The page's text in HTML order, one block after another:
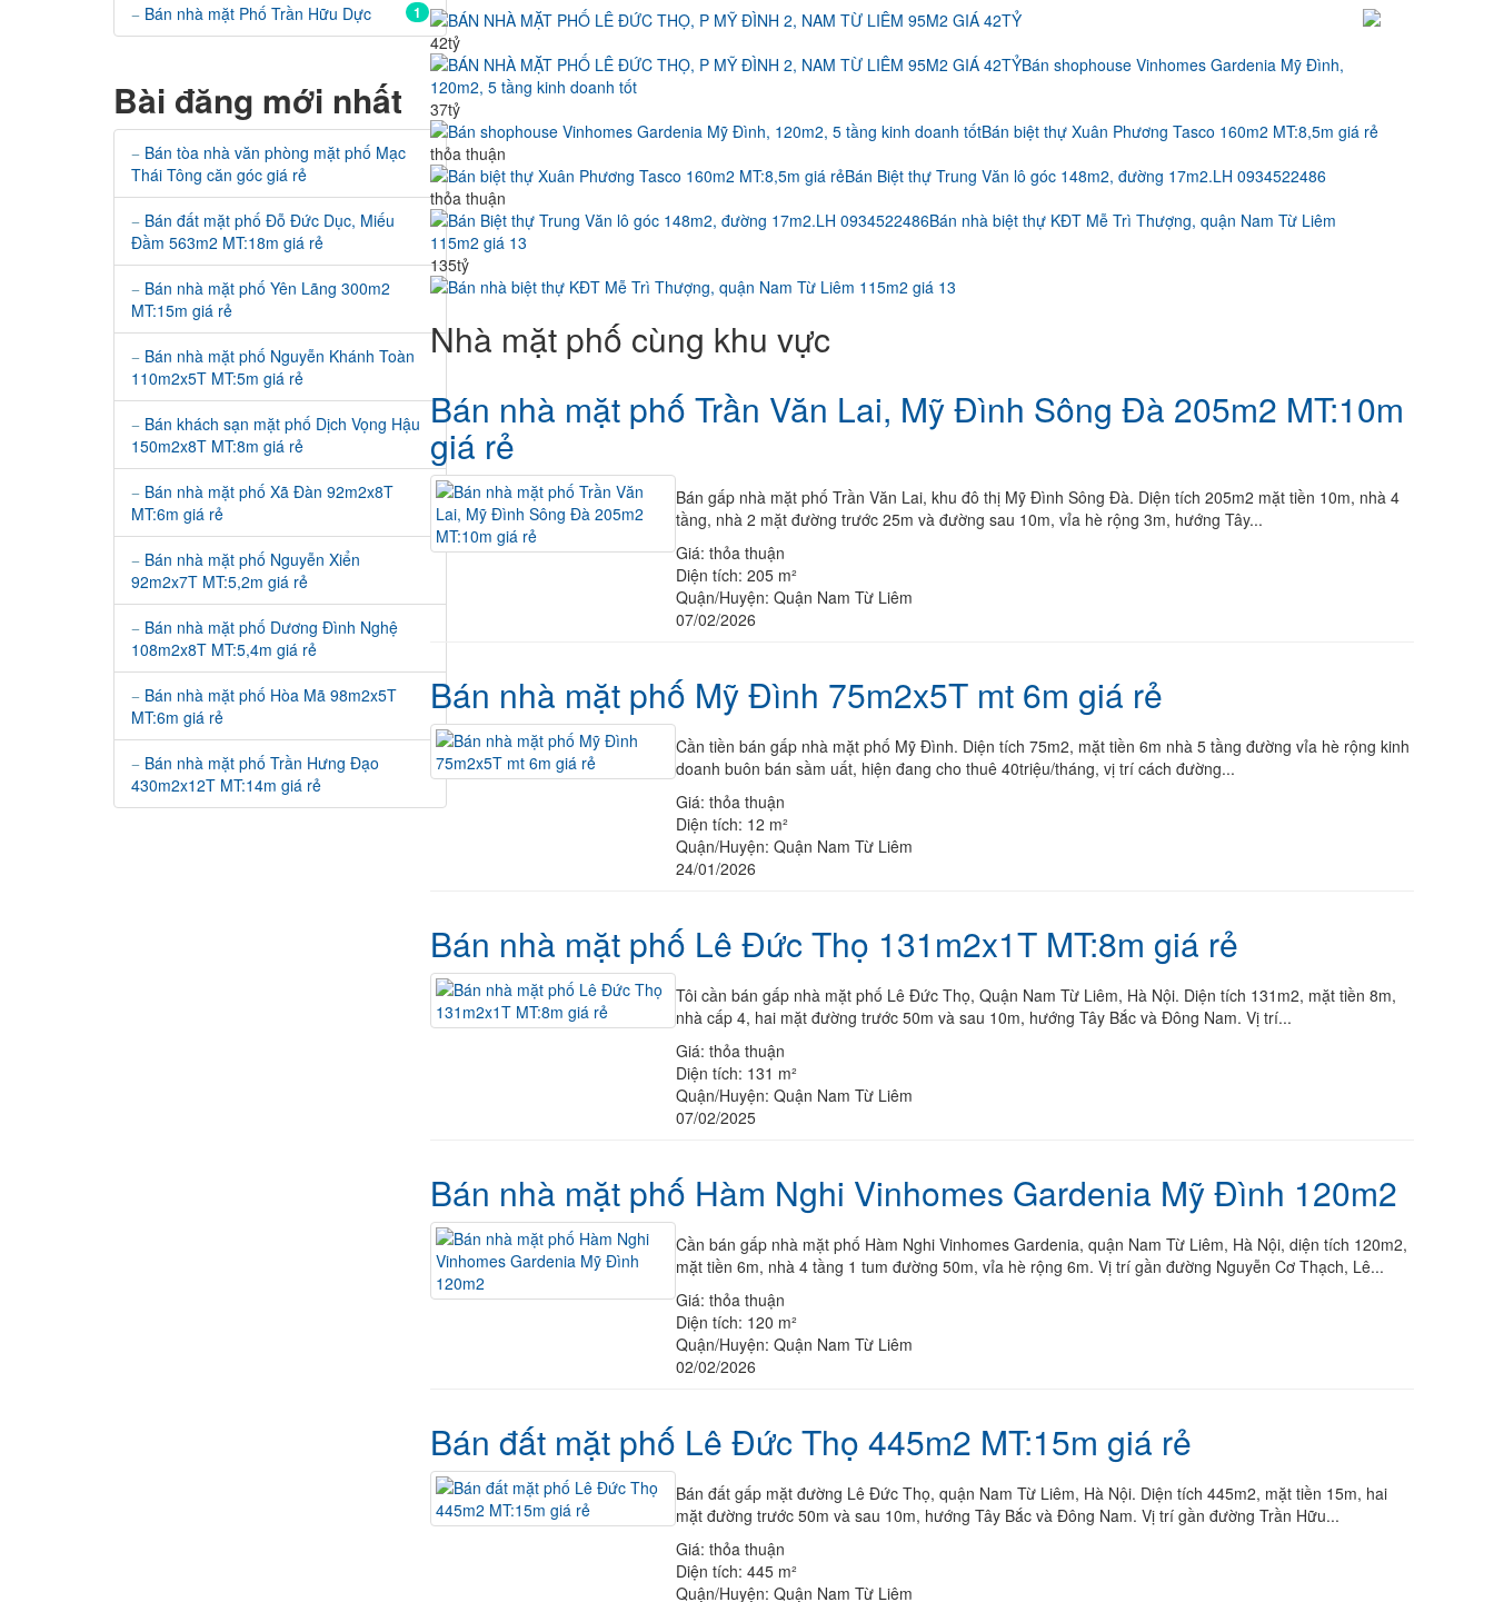
1
Bán nhà mặt Phố Trần Hữu Dực
Bài đăng mới nhất
Bán tòa nhà văn phòng mặt phố Mạc
Thái Tông căn góc giá rẻ
Bán đất mặt phố Đỗ Đức Dục, Miếu
Đầm 563m2 MT:18m giá rẻ
Bán nhà mặt phố Yên Lãng 300m2
MT:15m giá rẻ
Bán nhà mặt phố Nguyễn Khánh Toàn
110m2x5T MT:5m giá rẻ
Bán khách sạn mặt phố Dịch Vọng Hậu
150m2x8T MT:8m giá rẻ
Bán nhà mặt phố Xã Đàn 92m2x8T
MT:6m giá rẻ
Bán nhà mặt phố Nguyễn Xiển
92m2x7T MT:5,2m giá rẻ
Bán nhà mặt phố Dương Đình Nghệ
108m2x8T MT:5,4m giá rẻ
Bán nhà mặt phố Hòa Mã 98m2x5T
MT:6m giá rẻ
Bán nhà mặt phố Trần Hưng Đạo
430m2x12T MT:14m giá rẻ
BÁN NHÀ MẶT PHỐ LÊ ĐỨC THỌ, P MỸ ĐÌNH 2, NAM TỪ LIÊM 95M2 GIÁ 42TỶ
42tỷ
Bán shophouse Vinhomes Gardenia Mỹ Đình,
120m2, 5 tầng kinh doanh tốt
37tỷ
Bán biệt thự Xuân Phương Tasco 160m2 MT:8,5m giá rẻ
thỏa thuận
Bán Biệt thự Trung Văn lô góc 148m2, đường 17m2.LH 0934522486
thỏa thuận
Bán nhà biệt thự KĐT Mễ Trì Thượng, quận Nam Từ Liêm
115m2 giá 13
135tỷ
Nhà mặt phố cùng khu vực
Bán nhà mặt phố Trần Văn Lai, Mỹ Đình Sông Đà 205m2 MT:10m
giá rẻ
Bán gấp nhà mặt phố Trần Văn Lai, khu đô thị Mỹ Đình Sông Đà. Diện tích 205m2 mặt tiền 10m, nhà 4
tầng, nhà 2 mặt đường trước 25m và đường sau 10m, vỉa hè rộng 3m, hướng Tây...
Giá:thỏa thuận
Diện tích:205 m²
Quận/Huyện:Quận Nam Từ Liêm
07/02/2026
Bán nhà mặt phố Mỹ Đình 75m2x5T mt 6m giá rẻ
Cần tiền bán gấp nhà mặt phố Mỹ Đình. Diện tích 75m2, mặt tiền 6m nhà 5 tầng đường vỉa hè rộng kinh
doanh buôn bán sầm uất, hiện đang cho thuê 40triệu/tháng, vị trí cách đường...
Giá:thỏa thuận
Diện tích: 12 m²
Quận/Huyện:Quận Nam Từ Liêm
24/01/2026
Bán nhà mặt phố Lê Đức Thọ 131m2x1T MT:8m giá rẻ
Tôi cần bán gấp nhà mặt phố Lê Đức Thọ, Quận Nam Từ Liêm, Hà Nội. Diện tích 131m2, mặt tiền 8m,
nhà cấp 4, hai mặt đường trước 50m và sau 10m, hướng Tây Bắc và Đông Nam. Vị trí...
Giá:thỏa thuận
Diện tích: 131 m²
Quận/Huyện:Quận Nam Từ Liêm
07/02/2025
Bán nhà mặt phố Hàm Nghi Vinhomes Gardenia Mỹ Đình 120m2
Cần bán gấp nhà mặt phố Hàm Nghi Vinhomes Gardenia, quận Nam Từ Liêm, Hà Nội, diện tích 120m2,
mặt tiền 6m, nhà 4 tầng 1 tum đường 50m, vỉa hè rộng 6m. Vị trí gần đường Nguyễn Cơ Thạch, Lê...
Giá:thỏa thuận
Diện tích: 120 m²
Quận/Huyện:Quận Nam Từ Liêm
02/02/2026
Bán đất mặt phố Lê Đức Thọ 445m2 MT:15m giá rẻ
Bán đất gấp mặt đường Lê Đức Thọ, quận Nam Từ Liêm, Hà Nội. Diện tích 445m2, mặt tiền 15m, hai
mặt đường trước 50m và sau 10m, hướng Tây Bắc và Đông Nam. Vị trí gần đường Trần Hữu...
Giá:thỏa thuận
Diện tích:445 m²
Quận/Huyện:Quận Nam Từ Liêm